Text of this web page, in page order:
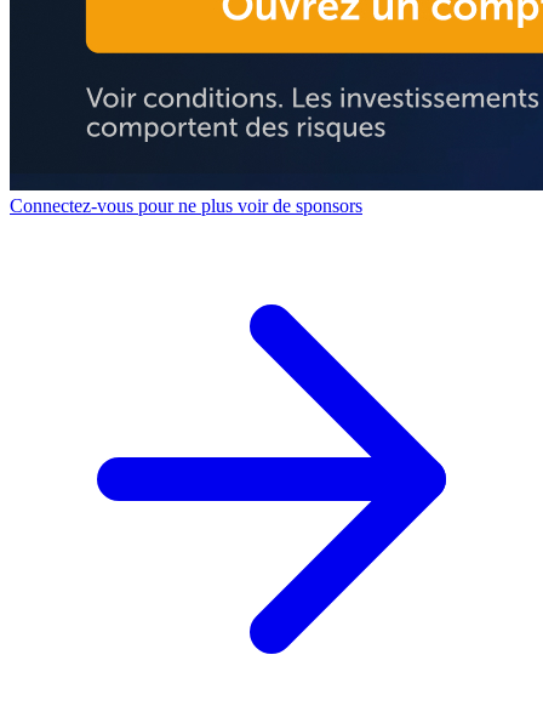
Connectez-vous pour ne plus voir de sponsors